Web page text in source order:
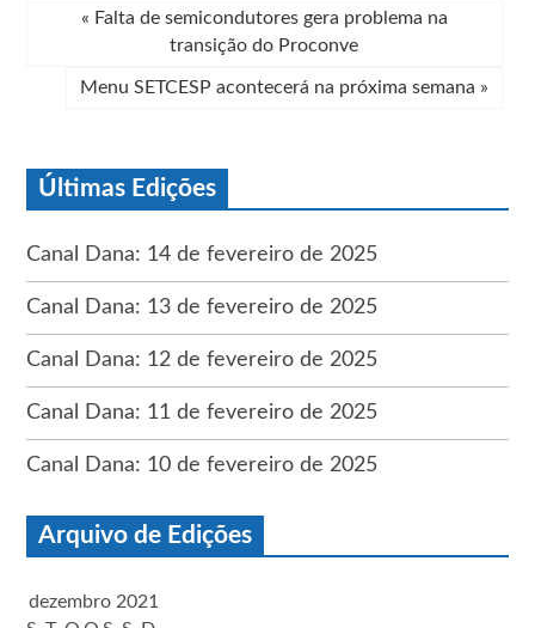
« Falta de semicondutores gera problema na
transição do Proconve
Menu SETCESP acontecerá na próxima semana »
Últimas Edições
Canal Dana: 14 de fevereiro de 2025
Canal Dana: 13 de fevereiro de 2025
Canal Dana: 12 de fevereiro de 2025
Canal Dana: 11 de fevereiro de 2025
Canal Dana: 10 de fevereiro de 2025
Arquivo de Edições
dezembro 2021